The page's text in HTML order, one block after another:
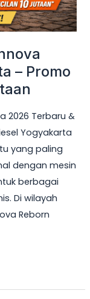
– Promo
2026 Terbaru &
Yogyakarta
yang paling
dengan mesin
berbagai
Di wilayah
Reborn